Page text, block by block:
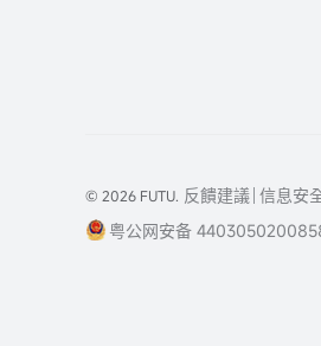
© 2026 FUTU. 反饋建議 信息安
粤公网安备